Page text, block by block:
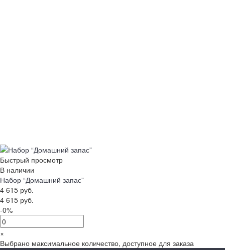
Быстрый просмотр
В наличии
Набор “Домашний запас”
4 615 руб.
4 615 руб.
-0%
×
Выбрано максимальное количество, доступное для заказа